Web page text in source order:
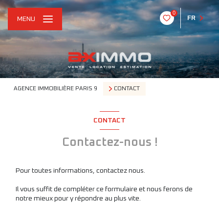
0
FR
MENU
AGENCE IMMOBILIÈRE PARIS 9 CONTACT
CONTACT
Contactez-nous !
Pour toutes informations, contactez nous.
Il vous suffit de compléter ce formulaire et nous ferons de
notre mieux pour y répondre au plus vite.